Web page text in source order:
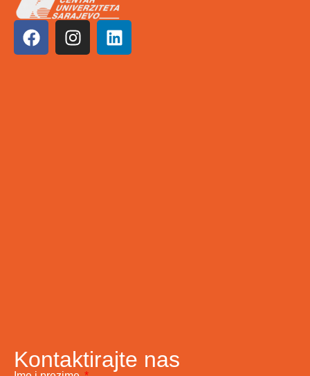
Kontaktirajte nas